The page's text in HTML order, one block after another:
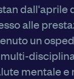
dall'aprile
alle
un
mentale